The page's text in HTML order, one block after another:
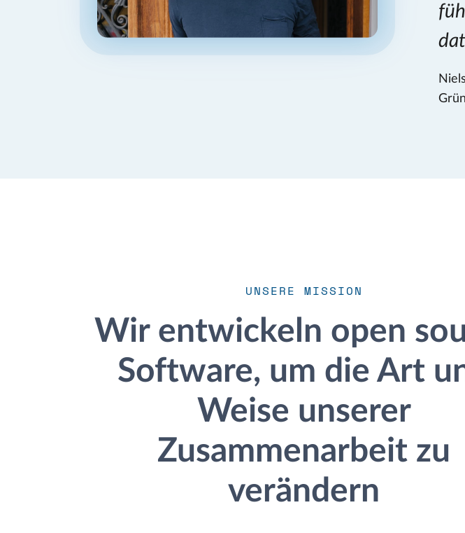
UNSERE MISSION
Wir entwickeln open
Software, um die Art
Weise unserer
Zusammenarbeit zu
verändern